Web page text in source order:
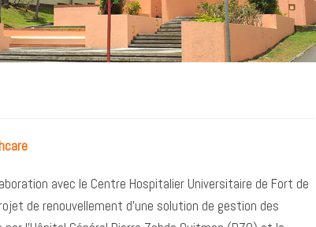
avec le Centre Hospitalier Universitaire de Fort de
de renouvellement d’une solution de gestion des